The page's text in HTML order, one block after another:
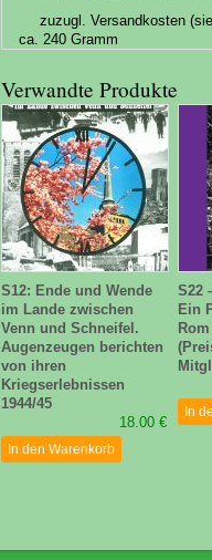
zuzugl. Versandkosten
ca. 240 Gramm
Verwandte Produkte
S12: Ende und Wende
im Lande zwischen
Venn und Schneifel.
Augenzeugen berichten
von ihren
Kriegserlebnissen
1944/45
18.00 €
In den Warenkorb
S22
Ein
In